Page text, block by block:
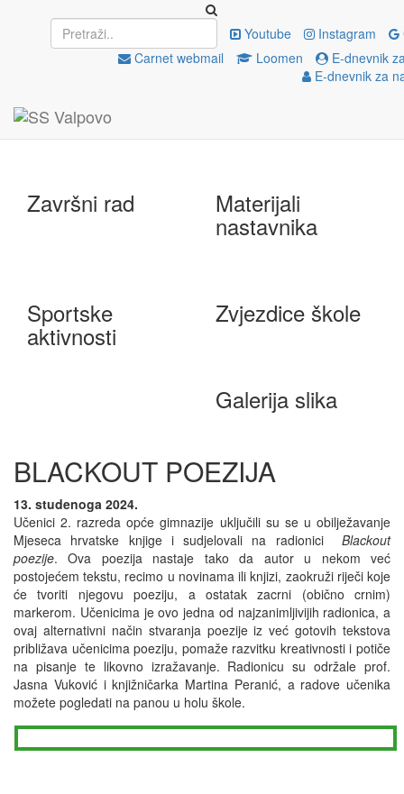
Youtube Instagram
Carnet webmail
Loomen
E-dnevnik
E-dnevnik za
Upisi EU projekti
e-Škole
Završni rad Materijali
nastavnika
Sportske
aktivnosti
Zvjezdice škole
Galerija slika
BLACKOUT POEZIJA
13. studenoga 2024.
Učenici 2. razreda opće gimnazije uključili su se u obilježavanje
Mjeseca hrvatske knjige i sudjelovali na radionici Blackout
poezije. Ova poezija nastaje tako da autor u nekom već
postojećem tekstu, recimo u novinama ili knjizi, zaokruži riječi koje
će tvoriti njegovu poeziju, a ostatak zacrni (obično crnim)
markerom. Učenicima je ovo jedna od najzanimljivijih radionica, a
ovaj alternativni način stvaranja poezije iz već gotovih tekstova
približava učenicima poeziju, pomaže razvitku kreativnosti i potiče
na pisanje te likovno izražavanje. Radionicu su održale prof.
Jasna Vuković i knjižničarka Martina Peranić, a radove učenika
možete pogledati na panou u holu škole.